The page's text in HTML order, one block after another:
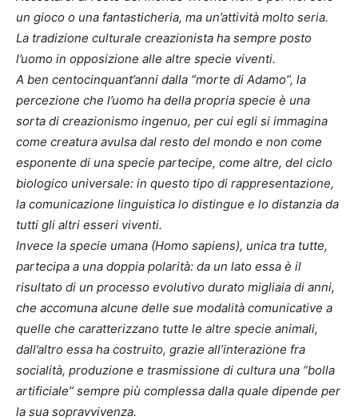
un gioco o una fantasticheria, ma un’attività molto seria.
La tradizione culturale creazionista ha sempre posto
l’uomo in opposizione alle altre specie viventi.
A ben centocinquant’anni dalla “morte di Adamo”, la
percezione che l’uomo ha della propria specie è una
sorta di creazionismo ingenuo, per cui egli si immagina
come creatura avulsa dal resto del mondo e non come
esponente di una specie partecipe, come altre, del ciclo
biologico universale: in questo tipo di rappresentazione,
la comunicazione linguistica lo distingue e lo distanzia da
tutti gli altri esseri viventi.
Invece la specie umana (Homo sapiens), unica tra tutte,
partecipa a una doppia polarità: da un lato essa è il
risultato di un processo evolutivo durato migliaia di anni,
che accomuna alcune delle sue modalità comunicative a
quelle che caratterizzano tutte le altre specie animali,
dall’altro essa ha costruito, grazie all’interazione fra
socialità, produzione e trasmissione di cultura una “bolla
artificiale” sempre più complessa dalla quale dipende per
la sua sopravvivenza.